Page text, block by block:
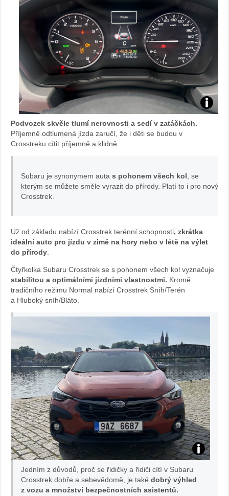
TEST
autě.cz
Podvozek skvěle tlumí nerovnosti a sedí v zatáčkách.
Příjemně odtlumená jízda zaručí, že i děti se budou v
Crosstreku cítit příjemně a klidně.
Subaru je synonymem auta s pohonem všech kol , se
kterým se můžete směle vyrazit do přírody. Platí to i pro nový
Crosstrek.
Už od základu nabízí Crosstrek terénní schopnosti, zkrátka
ideální auto pro jízdu v zimě na hory nebo v létě na výlet
do přírody
Čtyřkolka Subaru Crosstrek se s pohonem všech kol vyznačuje
stabilitou a optimálními jízdními vlastnostmi. Kromě
tradičního režimu Normal nabízí Crosstrek Sníh/Terén
a Hluboký sníh/Bláto.
TEST
Jedním z důvodů, proč se řidičky a řidiči cítí v Subaru
Crosstrek dobře a sebevědomě, je také dobrý výhled
z vozu a množství bezpečnostních asistentů.